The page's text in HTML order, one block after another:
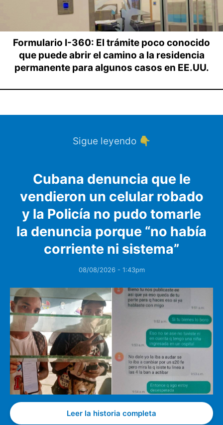
Formulario I-360: El trámite poco conocido
que puede abrir el camino a la residencia
permanente para algunos casos en EE.UU.
Sigue leyendo 👇